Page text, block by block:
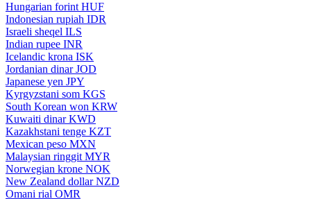
Hungarian forint HUF
Indonesian rupiah IDR
Israeli sheqel ILS
Indian rupee INR
Icelandic krona ISK
Jordanian dinar JOD
Japanese yen JPY
Kyrgyzstani som KGS
South Korean won KRW
Kuwaiti dinar KWD
Kazakhstani tenge KZT
Mexican peso MXN
Malaysian ringgit MYR
Norwegian krone NOK
New Zealand dollar NZD
Omani rial OMR